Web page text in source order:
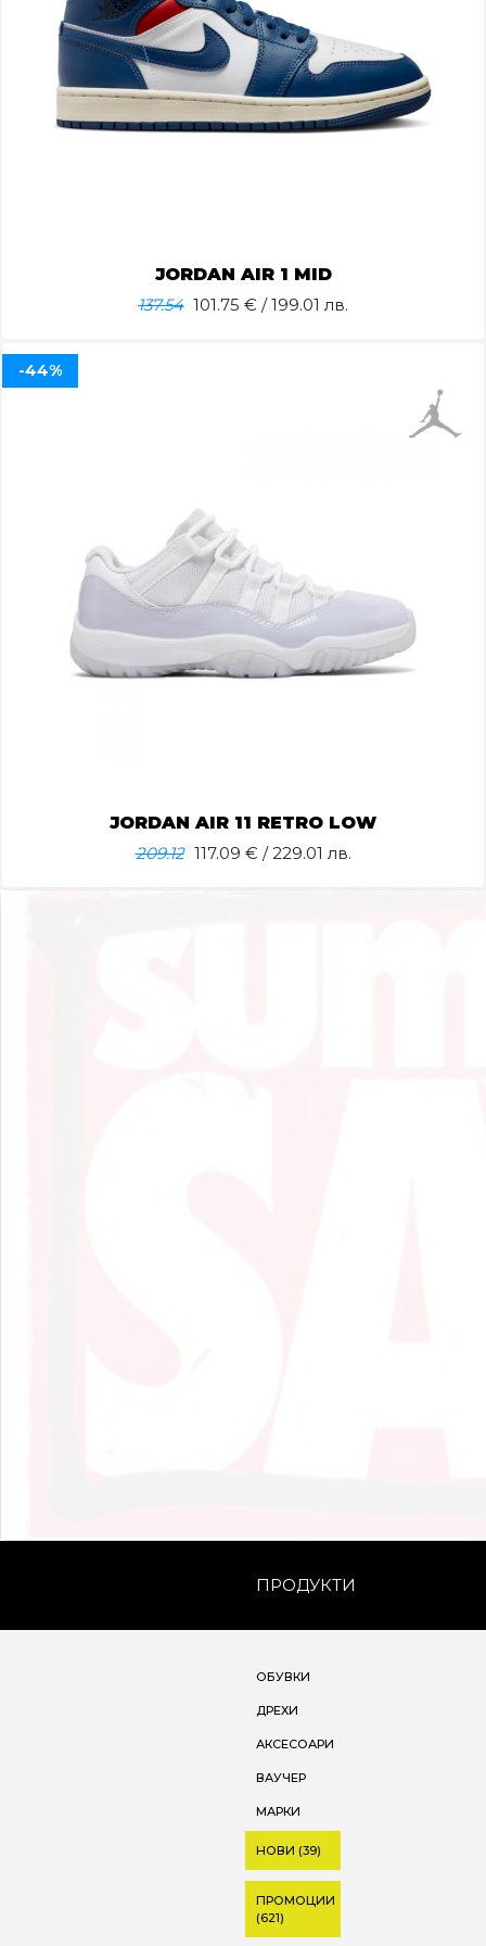
JORDAN AIR 1 MID
137.54 101.75 € / 199.01 лв.
JORDAN AIR 11 RETRO LOW
209.12 117.09 € / 229.01 лв.
-44%
ПРОДУКТИ
ОБУВКИ
ДРЕХИ
АКСЕСОАРИ
ВАУЧЕР
МАРКИ
НОВИ (39)
ПРОМОЦИИ
(621)